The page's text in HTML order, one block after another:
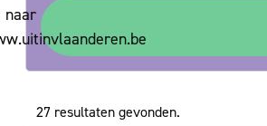
naar
27 resultaten gevonden.